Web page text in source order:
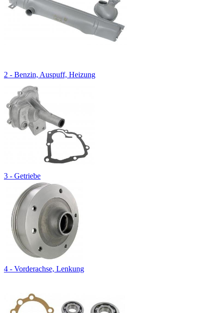
2 - Benzin, Auspuff, Heizung
3 - Getriebe
4 - Vorderachse, Lenkung